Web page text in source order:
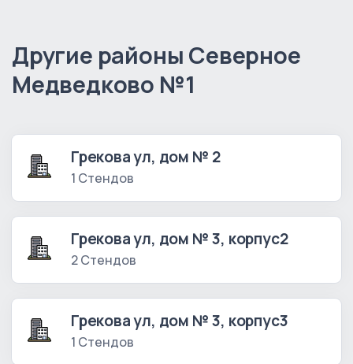
Другие районы Северное
Медведково №1
Грекова ул, дом № 2
1 Стендов
Грекова ул, дом № 3, корпус2
2 Стендов
Грекова ул, дом № 3, корпус3
1 Стендов